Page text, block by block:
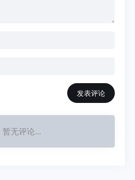
发表评论
暂无评论...